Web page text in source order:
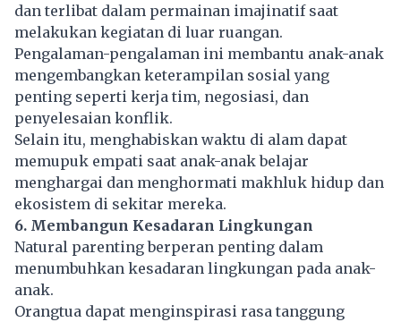
dan terlibat dalam permainan imajinatif saat
melakukan kegiatan di luar ruangan.
Pengalaman-pengalaman ini membantu anak-anak
mengembangkan keterampilan sosial yang
penting seperti kerja tim, negosiasi, dan
penyelesaian konflik.
Selain itu, menghabiskan waktu di alam dapat
memupuk empati saat anak-anak belajar
menghargai dan menghormati makhluk hidup dan
ekosistem di sekitar mereka.
6. Membangun Kesadaran Lingkungan
Natural parenting berperan penting dalam
menumbuhkan kesadaran lingkungan pada anak-
anak.
Orangtua dapat menginspirasi rasa tanggung